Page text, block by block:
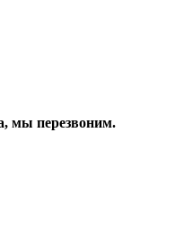
мы перезвоним.